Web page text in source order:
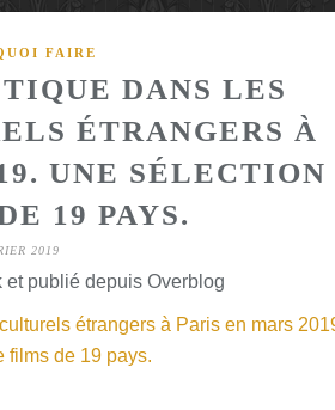
FAIRE
DANS LES
ÉTRANGERS À
UNE SÉLECTION
19 PAYS.
2019
publié depuis Overblog